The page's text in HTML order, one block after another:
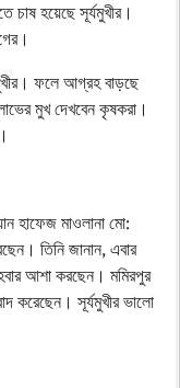
চাষ হয়েছে সূর্যমুখীর।
ফলে আগ্রহ বাড়ছে
মুখ দেখবেন কৃষকরা।
হাফেজ মাওলানা মো:
তিনি জানান, এবার
আশা করছেন। মমিরপুর
করেছেন। সূর্যমুখীর ভালো